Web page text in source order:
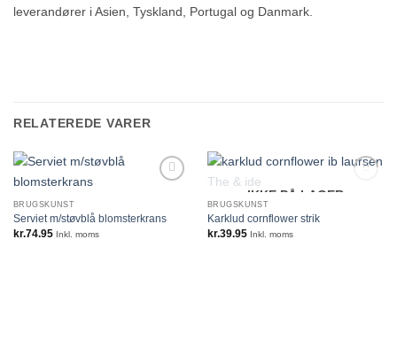
leverandører i Asien, Tyskland, Portugal og Danmark.
RELATEREDE VARER
BRUGSKUNST
Serviet m/støvblå blomsterkrans
kr.74.95 Inkl. moms
IKKE PÅ LAGER
BRUGSKUNST
Karklud cornflower strik
kr.39.95 Inkl. moms